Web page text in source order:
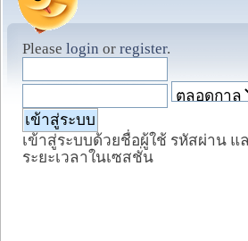
Please login or register.
เข้าสู่ระบบด้วยชื่อผู้ใช้ รหัสผ่าน แ
ระยะเวลาในเซสชั่น